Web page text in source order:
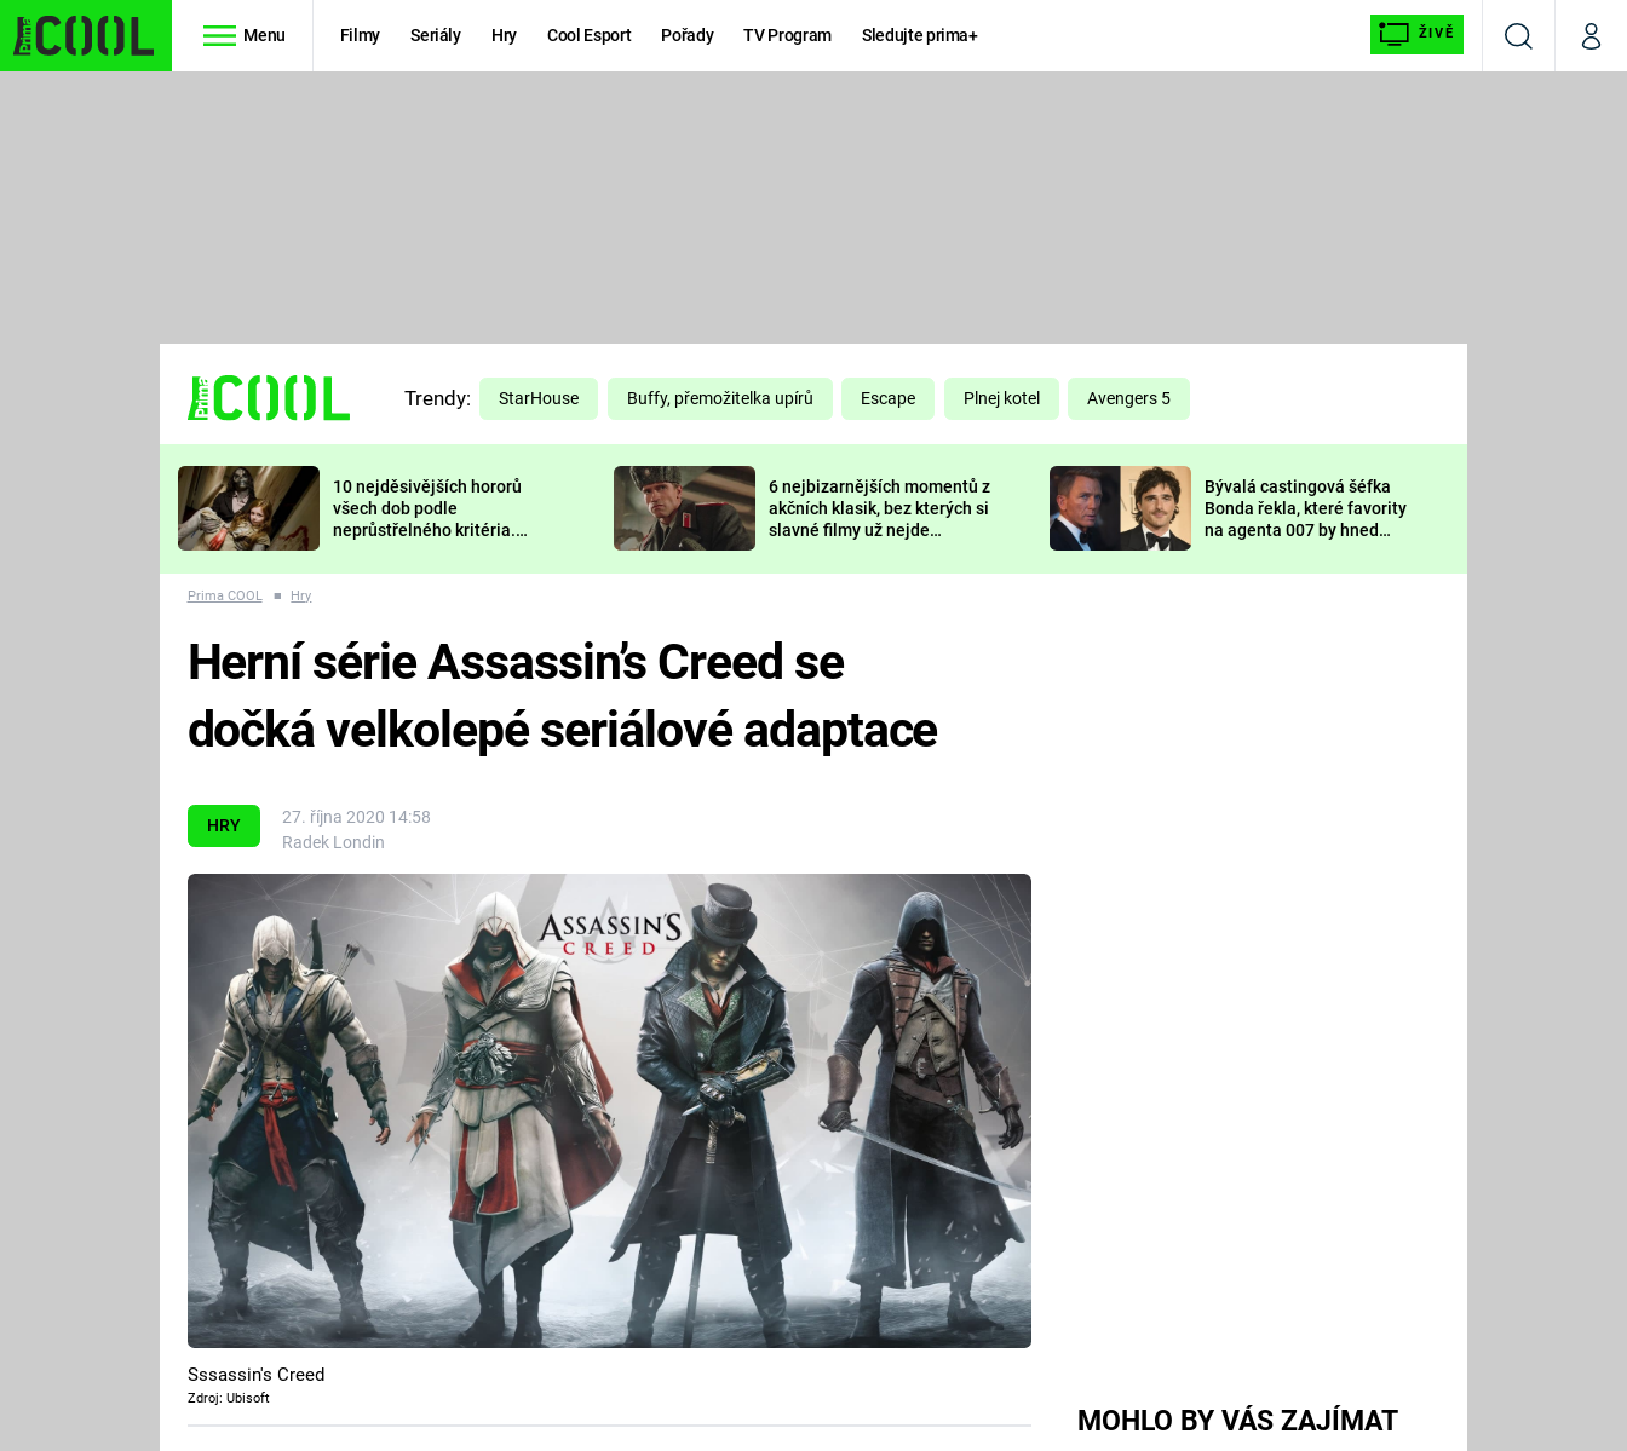
Menu Filmy Seriály Hry Cool Esport Pořady TV Program Sledujte prima+ ŽIVĚ
VyhledáváníMůj
TŘESKU
FUTURAMA
PREDÁTOR
DELIVERANCE
KOMEDIE
CHUCK
NORRIS
DEADPOOL
Prima LAJK
Sledujte nás
Trendy: StarHouse Buffy, přemožitelka upírů Escape Plnej kotel Avengers 5
10 nejděsivějších hororů
všech dob podle
neprůstřelného kritéria.
nejvíc zvednou tep?
6 nejbizarnějších momentů z
akčních klasik, bez kterých si
slavné filmy už nejde
Bývalá castingová šéfka
Bonda řekla, které favority
na agenta 007 by hned
Prima COOL ■ Hry
HRY
27. října 2020 14:58
Radek Londin
MOHLO BY VÁS ZAJÍMAT
Herní série Assassin’s Creed se
dočká velkolepé seriálové adaptace
Sssassin's Creed
Zdroj: Ubisoft